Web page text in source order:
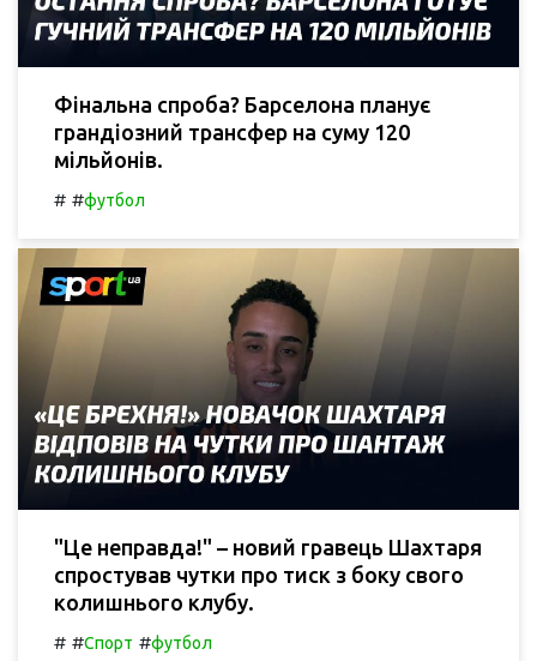
Фінальна спроба? Барселона планує
грандіозний трансфер на суму 120
мільйонів.
# #футбол
"Це неправда!" – новий гравець Шахтаря
спростував чутки про тиск з боку свого
колишнього клубу.
# #Спорт #футбол